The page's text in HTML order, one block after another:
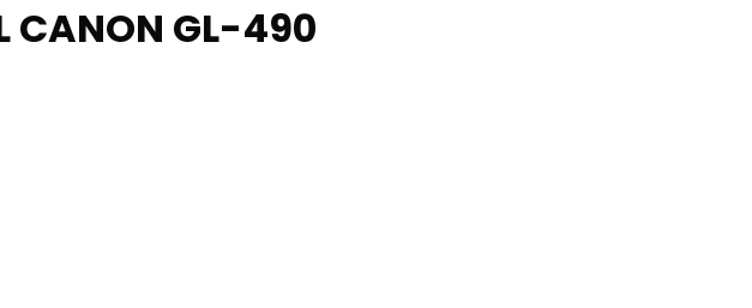
CANON GL-490